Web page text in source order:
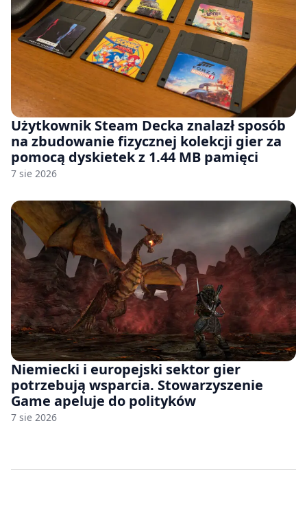
Użytkownik Steam Decka znalazł sposób
na zbudowanie fizycznej kolekcji gier za
pomocą dyskietek z 1.44 MB pamięci
7 sie 2026
Niemiecki i europejski sektor gier
potrzebują wsparcia. Stowarzyszenie
Game apeluje do polityków
7 sie 2026